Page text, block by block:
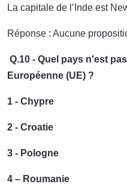
La capitale de l’Inde est
Réponse : Aucune
Q.10 - Quel pays n'est
Européenne (UE) ?
1 - Chypre
2 - Croatie
3 - Pologne
4 – Roumanie